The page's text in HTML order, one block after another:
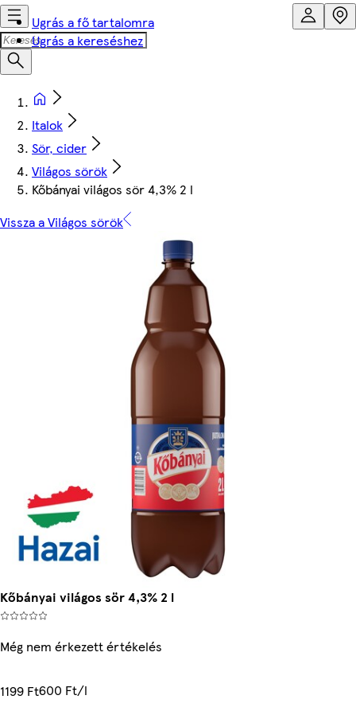
Ugrás a fő tartalomra
Ugrás a kereséshez
Italok
Sör, cider
Világos sörök
Kőbányai világos sör 4,3% 2 l
Vissza a Világos sörök
Kőbányai világos sör 4,3% 2 l
Még nem érkezett értékelés
1199 Ft600 Ft/l